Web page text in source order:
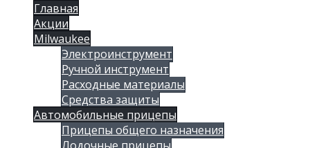
Главная
Акции
Milwaukee
Электроинструмент
Ручной инструмент
Расходные материалы
Средства защиты
Автомобильные прицепы
Прицепы общего назначения